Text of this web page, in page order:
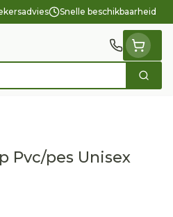
Snelle beschikbaarheid
Zoek
Pvc/pes Unisex